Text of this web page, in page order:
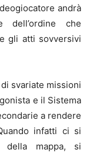
andrà
dell’ordine che
gli atti sovversivi
svariate missioni
e il Sistema
a rendere
infatti ci si
della mappa, si